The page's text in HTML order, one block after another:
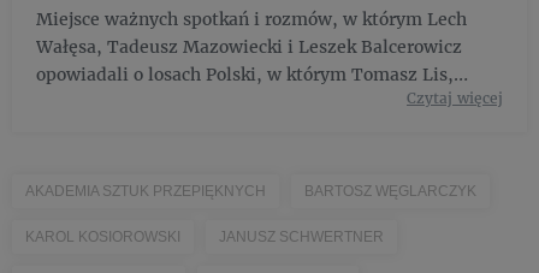
Miejsce ważnych spotkań i rozmów, w którym Lech
Wałęsa, Tadeusz Mazowiecki i Leszek Balcerowicz
opowiadali o losach Polski, w którym Tomasz Lis,
Monika Olejnik i Tomasz Sekielski rozprawiali naCzytaj więcej
AKADEMIA SZTUK PRZEPIĘKNYCH BARTOSZ WĘGLARCZYK
KAROL KOSIOROWSKI JANUSZ SCHWERTNER